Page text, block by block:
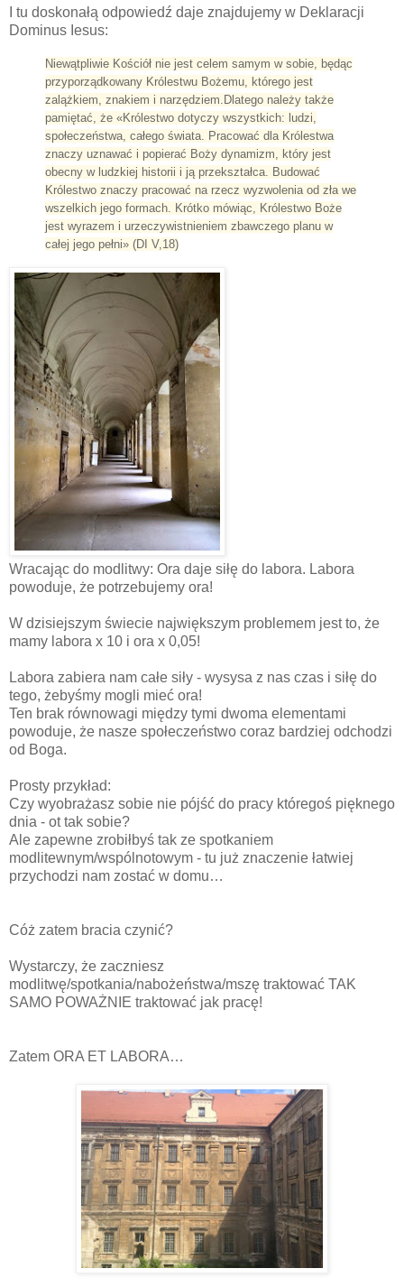
I tu doskonałą odpowiedź daje znajdujemy w Deklaracji
Dominus Iesus:
Niewątpliwie Kościół nie jest celem samym w sobie, będąc
przyporządkowany Królestwu Bożemu, którego jest
zalążkiem, znakiem i narzędziem. Dlatego należy także
pamiętać, że «Królestwo dotyczy wszystkich: ludzi,
społeczeństwa, całego świata. Pracować dla Królestwa
znaczy uznawać i popierać Boży dynamizm, który jest
obecny w ludzkiej historii i ją przekształca. Budować
Królestwo znaczy pracować na rzecz wyzwolenia od zła we
wszelkich jego formach. Krótko mówiąc, Królestwo Boże
jest wyrazem i urzeczywistnieniem zbawczego planu w
całej jego pełni» (DI V,18)
Wracając do modlitwy: Ora daje siłę do labora. Labora
powoduje, że potrzebujemy ora!
W dzisiejszym świecie największym problemem jest to, że
mamy labora x 10 i ora x 0,05!
Labora zabiera nam całe siły - wysysa z nas czas i siłę do
tego, żebyśmy mogli mieć ora!
Ten brak równowagi między tymi dwoma elementami
powoduje, że nasze społeczeństwo coraz bardziej odchodzi
od Boga.
Prosty przykład:
Czy wyobrażasz sobie nie pójść do pracy któregoś pięknego
dnia - ot tak sobie?
Ale zapewne zrobiłbyś tak ze spotkaniem
modlitewnym/wspólnotowym - tu już znaczenie łatwiej
przychodzi nam zostać w domu…
Cóż zatem bracia czynić?
Wystarczy, że zaczniesz
modlitwę/spotkania/nabożeństwa/mszę traktować TAK
SAMO POWAŻNIE traktować jak pracę!
Zatem ORA ET LABORA…